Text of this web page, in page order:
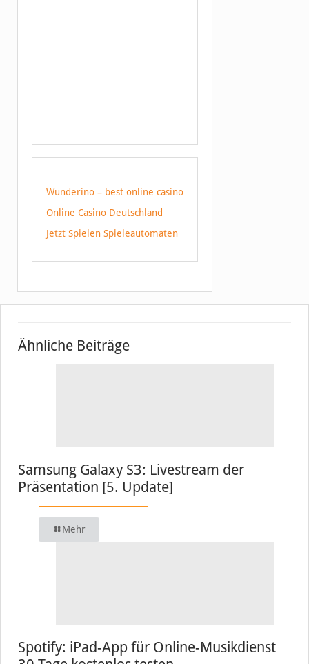
Wunderino – best online casino
Online Casino Deutschland
Jetzt Spielen Spieleautomaten
Ähnliche Beiträge
Samsung Galaxy S3: Livestream der
Präsentation [5. Update]
Mehr
Spotify: iPad-App für Online-Musikdienst